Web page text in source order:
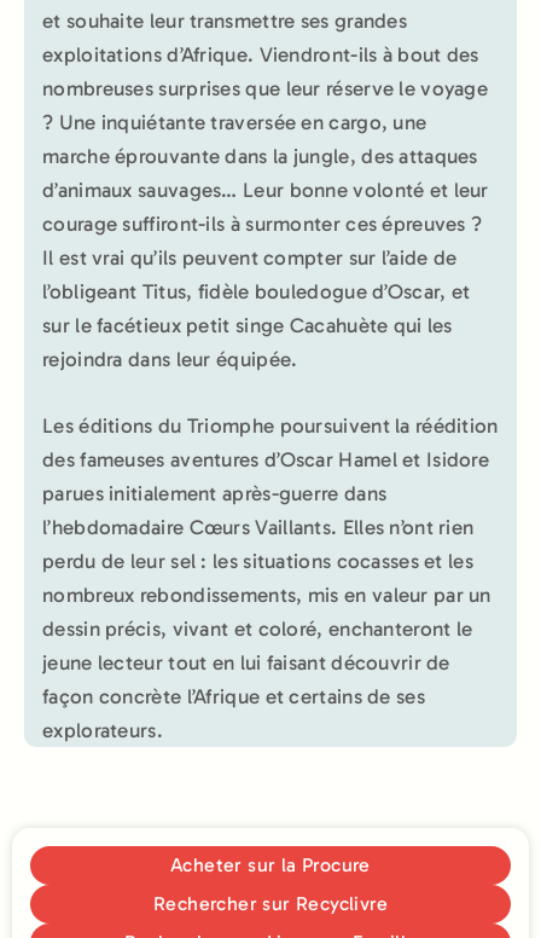
et souhaite leur transmettre ses grandes
exploitations d’Afrique. Viendront-ils à bout des
nombreuses surprises que leur réserve le voyage
? Une inquiétante traversée en cargo, une
marche éprouvante dans la jungle, des attaques
d’animaux sauvages… Leur bonne volonté et leur
courage suffiront-ils à surmonter ces épreuves ?
Il est vrai qu’ils peuvent compter sur l’aide de
l’obligeant Titus, fidèle bouledogue d’Oscar, et
sur le facétieux petit singe Cacahuète qui les
rejoindra dans leur équipée.
Les éditions du Triomphe poursuivent la réédition
des fameuses aventures d’Oscar Hamel et Isidore
parues initialement après-guerre dans
l’hebdomadaire Cœurs Vaillants. Elles n’ont rien
perdu de leur sel : les situations cocasses et les
nombreux rebondissements, mis en valeur par un
dessin précis, vivant et coloré, enchanteront le
jeune lecteur tout en lui faisant découvrir de
façon concrète l’Afrique et certains de ses
explorateurs.
Acheter sur la Procure
Rechercher sur Recyclivre